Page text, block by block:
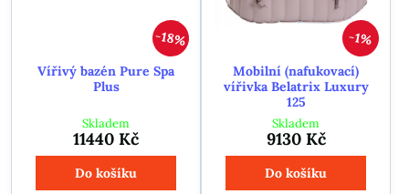
18%
Vířivý bazén Pure Spa
Plus
Skladem
11440 Kč
Do košíku
1%
Mobilní (nafukovací)
vířivka Belatrix Luxury
125
Skladem
9130 Kč
Do košíku